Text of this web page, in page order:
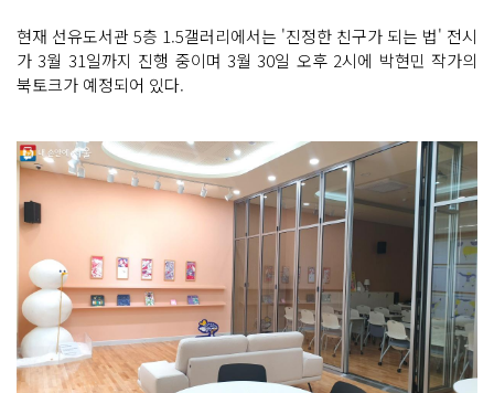
현재 선유도서관 5층 1.5갤러리에서는 '진정한 친구가 되는 법' 전시
가 3월 31일까지 진행 중이며 3월 30일 오후 2시에 박현민 작가의
북토크가 예정되어 있다.